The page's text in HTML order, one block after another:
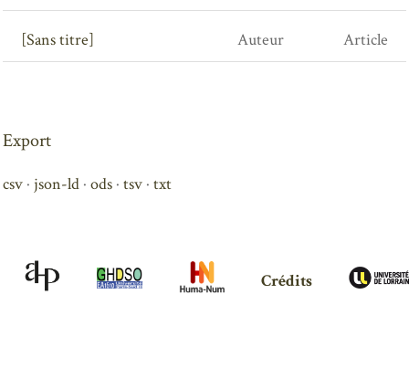
[Sans titre] Auteur Article
Export
csv json-ld ods tsv txt
Crédits